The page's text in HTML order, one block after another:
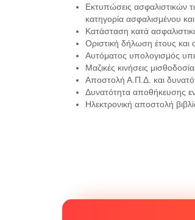
Εκτυπώσεις ασφαλιστικών
κατηγορία ασφαλισμένου
Κατάσταση κατά
Οριστική δήλωση έτους και
Αυτόματος υπολογισμός
Μαζικές κινήσεις
Αποστολή Α.Π.Δ. και
Δυνατότητα αποθήκευσης
Ηλεκτρονική αποστολή